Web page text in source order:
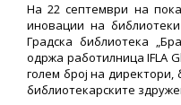
На 22 септември на
иновации на
Градска библиотека
одржа работилница IFLA
голем број на
библиотекарските